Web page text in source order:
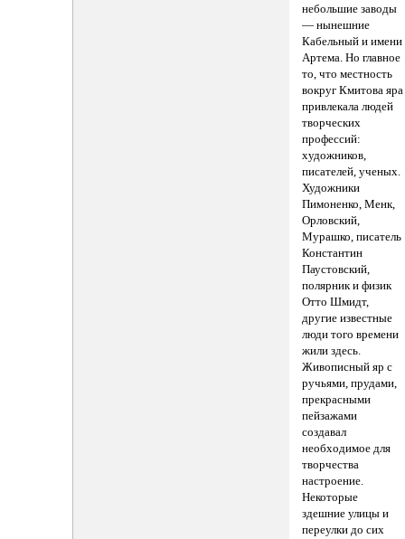
небольшие заводы
— нынешние
Кабельный и имени
Артема. Но главное
то, что местность
вокруг Кмитова яра
привлекала людей
творческих
профессий:
художников,
писателей, ученых.
Художники
Пимоненко, Менк,
Орловский,
Мурашко, писатель
Константин
Паустовский,
полярник и физик
Отто Шмидт,
другие известные
люди того времени
жили здесь.
Живописный яр с
ручьями, прудами,
прекрасными
пейзажами
создавал
необходимое для
творчества
настроение.
Некоторые
здешние улицы и
переулки до сих